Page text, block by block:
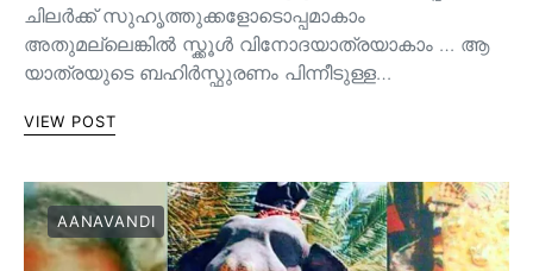
ചിലർക്ക് സുഹൃത്തുക്കളോടൊപ്പമാകാം
അതുമല്ലെങ്കിൽ സ്ക്കൂൾ വിനോദയാത്രയാകാം … ആ
യാത്രയുടെ ബഹിർസ്ഫുരണം പിന്നീടുള്ള…
VIEW POST
AANAVANDI